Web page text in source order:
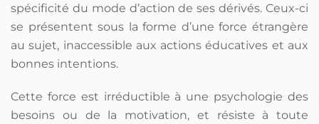
spécificité du mode d’action de ses dérivés. Ceux-ci
se présentent sous la forme d’une force étrangère
au sujet, inaccessible aux actions éducatives et aux
bonnes intentions.
Cette force est irréductible à une psychologie des
besoins ou de la motivation, et résiste à toute